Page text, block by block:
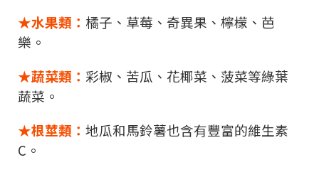
★水果類： 橘子、草莓、奇異果、檸檬、芭
樂。
★蔬菜類： 彩椒、苦瓜、花椰菜、菠菜等綠葉
蔬菜。
★根莖類： 地瓜和馬鈴薯也含有豐富的維生素
C 。